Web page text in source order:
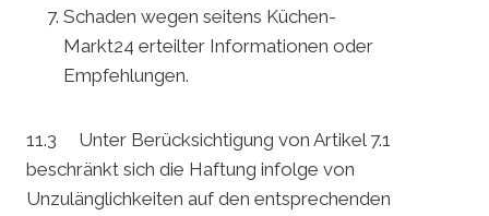
Schaden wegen seitens Küchen-
Markt24 erteilter Informationen oder
Empfehlungen.
11.3 Unter Berücksichtigung von Artikel 7.1
beschränkt sich die Haftung infolge von
Unzulänglichkeiten auf den entsprechenden